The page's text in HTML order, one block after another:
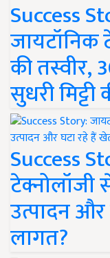
Success
जायटॉनिक
की
सुधरी
Success
टेक्नोलॉजी
उत्पादन
लागत?